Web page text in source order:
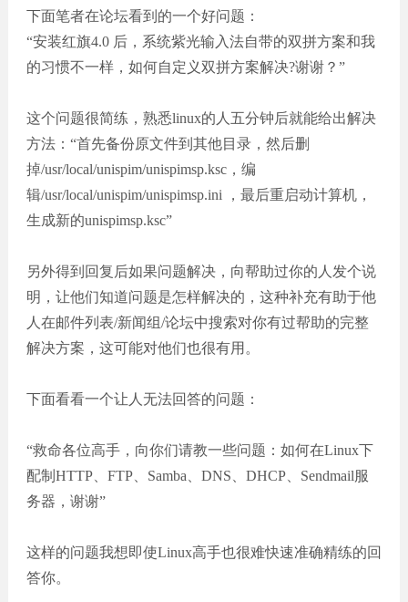
下面笔者在论坛看到的一个好问题：
“安装红旗4.0 后，系统紫光输入法自带的双拼方案和我
的习惯不一样，如何自定义双拼方案解决?谢谢？”
这个问题很简练，熟悉linux的人五分钟后就能给出解决
方法：“首先备份原文件到其他目录，然后删
掉/usr/local/unispim/unispimsp.ksc，编
辑/usr/local/unispim/unispimsp.ini ，最后重启动计算机，
生成新的unispimsp.ksc”
另外得到回复后如果问题解决，向帮助过你的人发个说
明，让他们知道问题是怎样解决的，这种补充有助于他
人在邮件列表/新闻组/论坛中搜索对你有过帮助的完整
解决方案，这可能对他们也很有用。
下面看看一个让人无法回答的问题：
“救命各位高手，向你们请教一些问题：如何在Linux下
配制HTTP、FTP、Samba、DNS、DHCP、Sendmail服
务器，谢谢”
这样的问题我想即使Linux高手也很难快速准确精练的回
答你。